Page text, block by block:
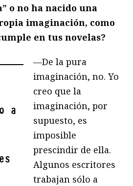
o no ha nacido una
imaginación, como
en tus novelas?
a
—De la pura
imaginación, no. Yo
creo que la
imaginación, por
supuesto, es
imposible
prescindir de ella.
Algunos escritores
trabajan sólo a